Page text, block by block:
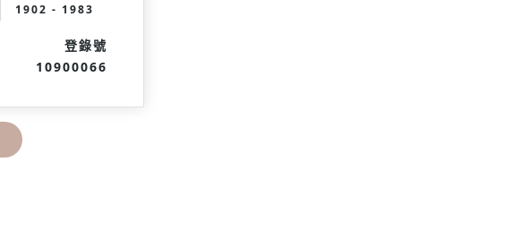
1902 - 1983
登錄號
10900066